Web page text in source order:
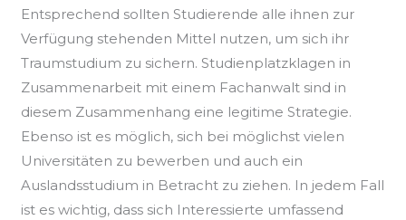
Entsprechend sollten Studierende alle ihnen zur
Verfügung stehenden Mittel nutzen, um sich ihr
Traumstudium zu sichern. Studienplatzklagen in
Zusammenarbeit mit einem Fachanwalt sind in
diesem Zusammenhang eine legitime Strategie.
Ebenso ist es möglich, sich bei möglichst vielen
Universitäten zu bewerben und auch ein
Auslandsstudium in Betracht zu ziehen. In jedem Fall
ist es wichtig, dass sich Interessierte umfassend